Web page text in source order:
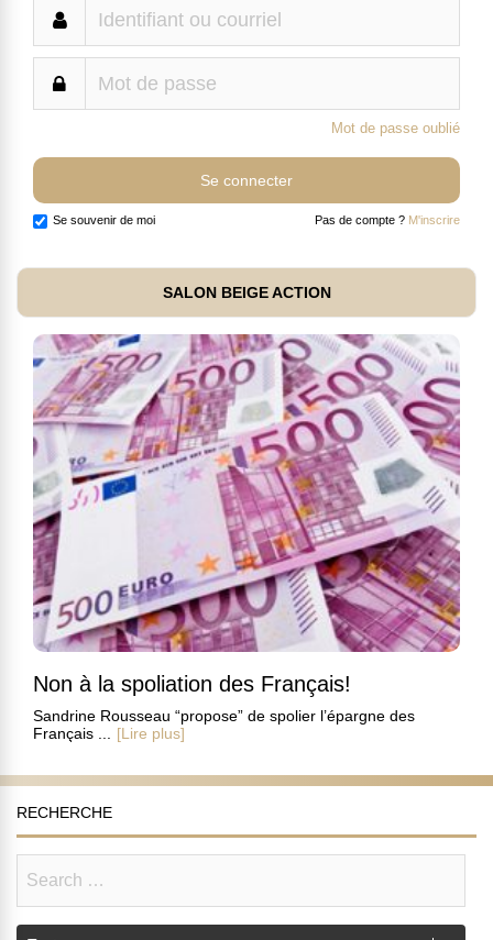
Mot de passe oublié
Se souvenir de moi Pas de compte ? M'inscrire
SALON BEIGE ACTION
Non à la spoliation des Français!
Sandrine Rousseau “propose” de spolier l’épargne des
Français ...
[Lire plus]
RECHERCHE